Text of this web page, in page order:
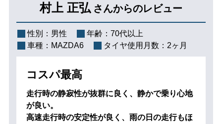
村上 正弘 さんからのレビュー
性別： 男性 年齢： 70代以上
車種： MAZDA6 タイヤ使用月数： 2ヶ月
コスパ最高
走行時の静寂性が抜群に良く、静かで乗り心地
が良い。
高速走行時の安定性が良く、雨の日の走行もほ